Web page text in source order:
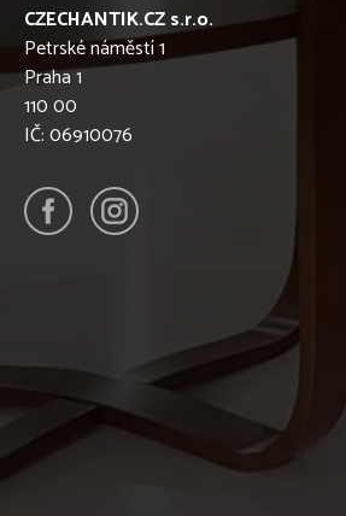
CZECHANTIK.CZ s.r.o.
Petrské náměstí 1
Praha 1
110 00
IČ: 06910076